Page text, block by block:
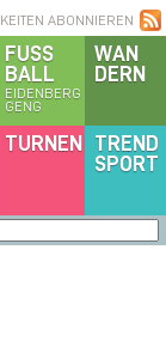
ABONNIEREN
WAN
DERN
FUSS
BALL
EIDENBERG
GENG
TREND
SPORT
TURNEN